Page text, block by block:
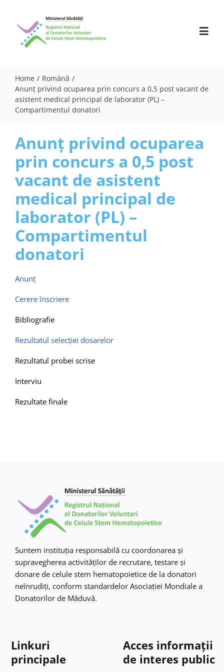
content
Despre noi
Activitate
Parteneri
Comunicate
Evenimente
Specialiști
Contact
Home
Română
Anunț privind ocuparea prin concurs a 0,5 post vacant de
asistent medical principal de laborator (PL) –
Compartimentul donatori
Anunț privind ocuparea
prin concurs a 0,5 post
vacant de asistent
medical principal de
laborator (PL) –
Compartimentul
donatori
Anunț
Cerere înscriere
Bibliografie
Rezultatul selecţiei dosarelor
Rezultatul probei scrise
Interviu
Rezultate finale
Suntem instituţia responsabilă cu coordonarea şi
supravegherea activităţilor de recrutare, testare şi
donare de celule stem hematopoietice de la donatori
neînrudiţi, conform standardelor Asociaţiei Mondiale a
Donatorilor de Măduvă.
Linkuri
principale
Acces informații
de interes public